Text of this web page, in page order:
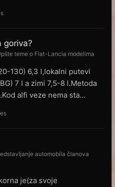
goriva?
teme o Fiat-Lancia modelima
130) 6,3 l,lokalni putevi
7 l a zimi 7,5-8 l.Metoda
alfi veze nema sta...
automobila članova
je(za svoje